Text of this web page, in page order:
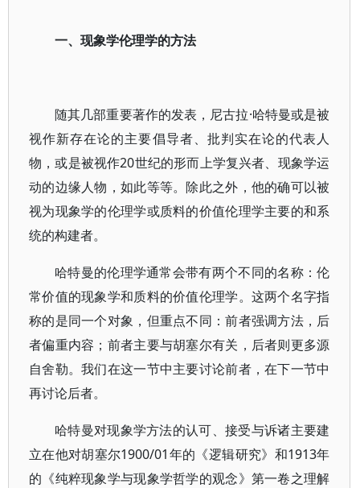
一、现象学伦理学的方法
随其几部重要著作的发表，尼古拉·哈特曼或是被
视作新存在论的主要倡导者、批判实在论的代表人
物，或是被视作20世纪的形而上学复兴者、现象学运
动的边缘人物，如此等等。除此之外，他的确可以被
视为现象学的伦理学或质料的价值伦理学主要的和系
统的构建者。
哈特曼的伦理学通常会带有两个不同的名称：伦
常价值的现象学和质料的价值伦理学。这两个名字指
称的是同一个对象，但重点不同：前者强调方法，后
者偏重内容；前者主要与胡塞尔有关，后者则更多源
自舍勒。我们在这一节中主要讨论前者，在下一节中
再讨论后者。
哈特曼对现象学方法的认可、接受与诉诸主要建
立在他对胡塞尔1900/01年的《逻辑研究》和1913年
的《纯粹现象学与现象学哲学的观念》第一卷之理解